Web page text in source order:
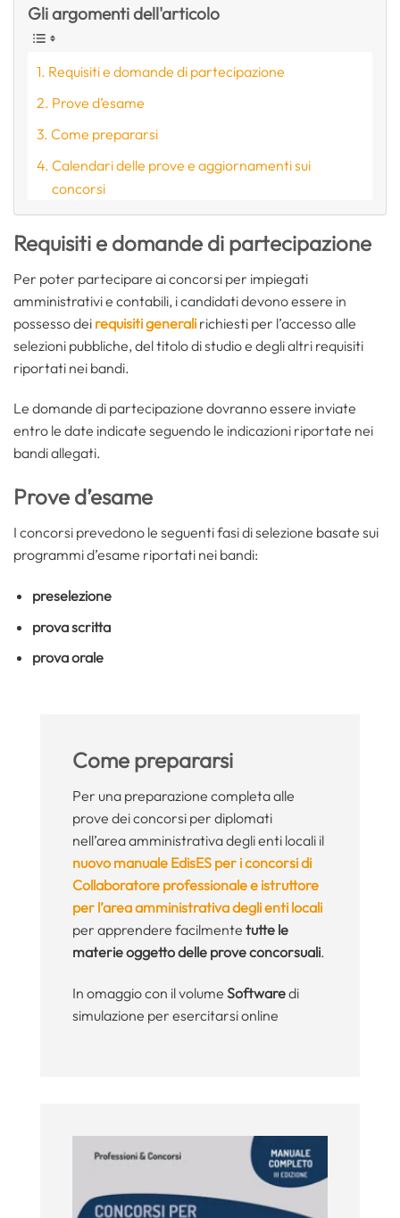
Gli argomenti dell'articolo
Requisiti e domande di partecipazione
Prove d’esame
Come prepararsi
Calendari delle prove e aggiornamenti sui
concorsi
Requisiti e domande di partecipazione
Per poter partecipare ai concorsi per impiegati
amministrativi e contabili, i candidati devono essere in
possesso dei requisiti generali richiesti per l’accesso alle
selezioni pubbliche, del titolo di studio e degli altri requisiti
riportati nei bandi.
Le domande di partecipazione dovranno essere inviate
entro le date indicate seguendo le indicazioni riportate nei
bandi allegati.
Prove d’esame
I concorsi prevedono le seguenti fasi di selezione basate sui
programmi d’esame riportati nei bandi:
preselezione
prova scritta
prova orale
Come prepararsi
Per una preparazione completa alle
prove dei concorsi per diplomati
nell’area amministrativa degli enti locali il
nuovo manuale EdisES per i concorsi di
Collaboratore professionale e istruttore
per l’area amministrativa degli enti locali
per apprendere facilmente tutte le
materie oggetto delle prove concorsuali.
In omaggio con il volume Softwaredi
simulazione per esercitarsi online